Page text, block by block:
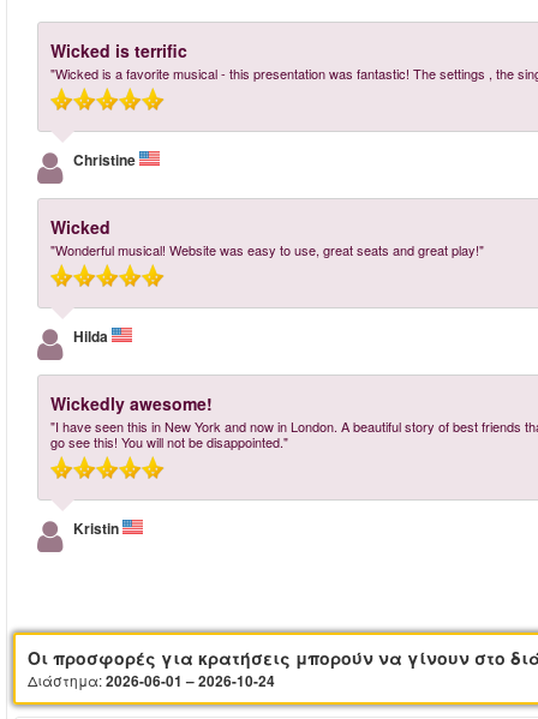
Wicked is terrific
"Wicked is a favorite musical - this presentation was fantastic! The settings , the
Christine
Wicked
"Wonderful musical! Website was easy to use, great seats and great play!"
Hilda
Wickedly awesome!
"I have seen this in New York and now in London. A beautiful story of best friends
go see this! You will not be disappointed."
Kristin
Οι προσφορές για κρατήσεις μπορούν να γίνουν στο
Διάστημα:2026-06-01 – 2026-10-24